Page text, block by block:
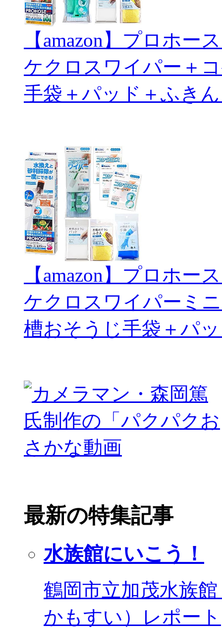
【amazon】プロホ
ケクロスワイパー＋
手袋＋パッド＋ふき
【amazon】プロホー
ケクロスワイパーミ
槽おそうじ手袋＋パ
最新の特集記事
水族館にいこう！
鶴岡市立加茂水族
かもすい）レポート